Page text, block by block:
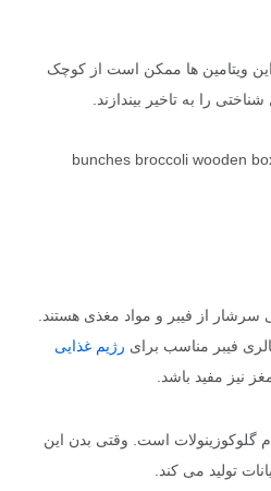
ویتامین ها ممکن است از کوچک
را به تاخیر بیندازند.
سرشار از فیبر و مواد مغذی هستند.
فیبر مناسب برای رژيم غذایی
نیز مفید باشد.
گلوکوزینولات است. وقتی بدن این
تولید می کند.